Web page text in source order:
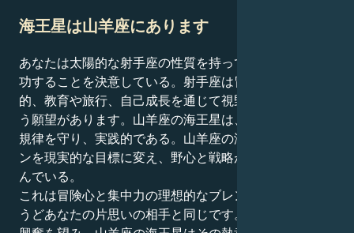
海王星は山羊座にあります
あなたは太陽的な射手座の性質を持っており、競争で成
功することを決意している。射手座は冒険好きで哲学
的、教育や旅行、自己成長を通じて視野を広げたいとい
う願望があります。山羊座の海王星は、地に足をつけ、
規律を守り、実践的である。山羊座の海王星は、ビジョ
ンを現実的な目標に変え、野心と戦略が出会うことを望
んでいる。
これは冒険心と集中力の理想的なブレンドであり、ちょ
うどあなたの片思いの相手と同じです。射手座は自由と